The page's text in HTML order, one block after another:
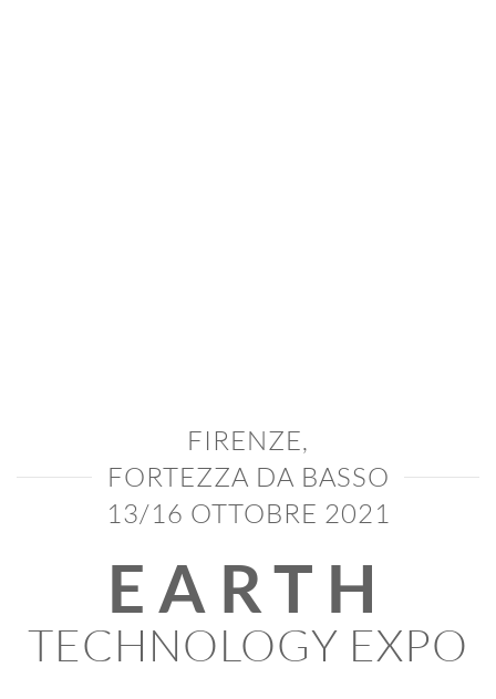
FIRENZE,
FORTEZZA DA BASSO
13/16 OTTOBRE 2021
EARTH
TECHNOLOGY EXPO